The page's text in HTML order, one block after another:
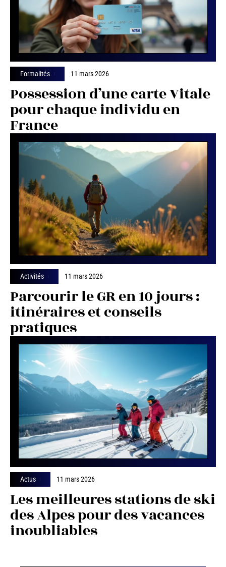
Formalités 11 mars 2026
Possession d’une carte Vitale
pour chaque individu en
France
Activités 11 mars 2026
Parcourir le GR en 10 jours :
itinéraires et conseils
pratiques
Actus 11 mars 2026
Les meilleures stations de ski
des Alpes pour des vacances
inoubliables